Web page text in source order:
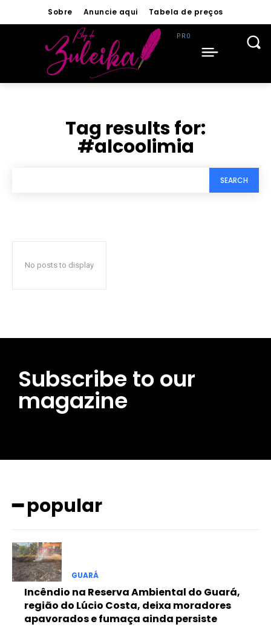
━ pricing plans
Free
Included for free:
Etiam est nibh, lobortis sit
Sobre Anuncie aqui Tabela de preços
Tag results for:
#alcoolimia
SEARCH
No posts to display
Subscribe to our
magazine
━ popular
GUARÁ
Incêndio na Reserva Ambiental do Guará,
região do Lúcio Costa, deixa moradores
apavorados e fumaça ainda persiste